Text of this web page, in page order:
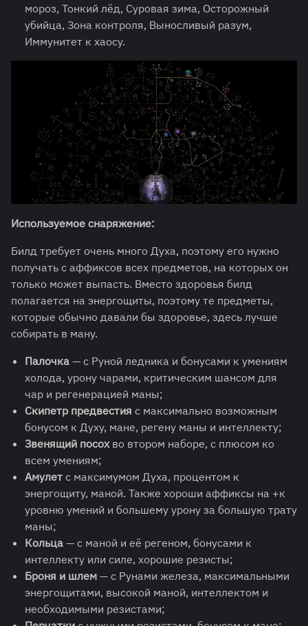
мороз, Тонкий лёд, Суровая зима, Осторожный
убийца, Зона контроля, Выносливый разум,
Иммунитет к хаосу.
Используемое снаряжение:
Билд требует очень много Духа, поэтому его нужно
получать с аффиксов всех предметов, на которых он
только может выпасть. Вместо здоровья билд
полагается на энергощиты, поэтому те предметы,
которые обычно давали бы здоровье, здесь лучше
собирать в ману.
Палочка — с Руной ледника и бонусами к умениям
холода, урону чарами, критическим шансом для
чар и регенерацией маны;
Скипетр предвестия с максимально возможным
бонусом к Духу, мане, регену маны и интеллекту;
Звенящий посохво втором наборе, с плюсом ко
всем умениям;
Амулет с максимумом Духа, процентом к
энергощиту, маной. Также хороши аффиксы на +к
уровню умений и большему урону за большую трату
маны;
Кольца — с маной и её регеном, бонусами к
интеллекту или силе, хорошие резисты;
Броня и шлем — с Рунами железа, максимальными
энергощитами, высокой маной, интеллектом и
необходимыми резистами;